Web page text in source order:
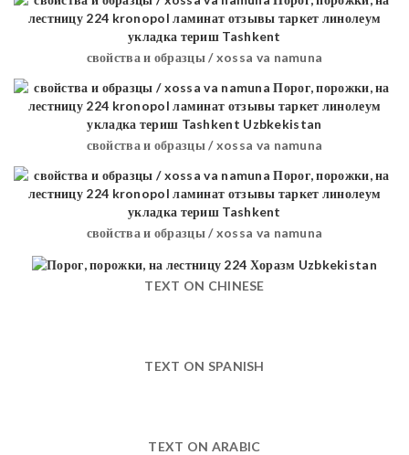
свойства и образцы / xossa va namuna
свойства и образцы / xossa va namuna
свойства и образцы / xossa va namuna
TEXT ON CHINESE
TEXT ON SPANISH
TEXT ON ARABIC